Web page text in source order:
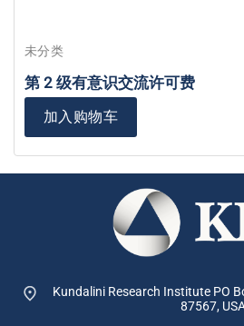
未分类
第 2 级有意识交流许可费
加入购物车
Kundalini Research Institute PO
87567,